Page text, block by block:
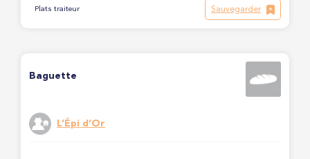
Plats traiteur Sauvegarder
Baguette
L’Épi d’Or